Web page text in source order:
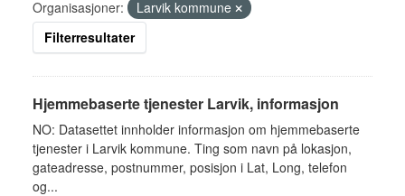
Organisasjoner:
Larvik kommune
Filterresultater
Hjemmebaserte tjenester Larvik, informasjon
NO: Datasettet innholder informasjon om hjemmebaserte
tjenester i Larvik kommune. Ting som navn på lokasjon,
gateadresse, postnummer, posisjon i Lat, Long, telefon
og...